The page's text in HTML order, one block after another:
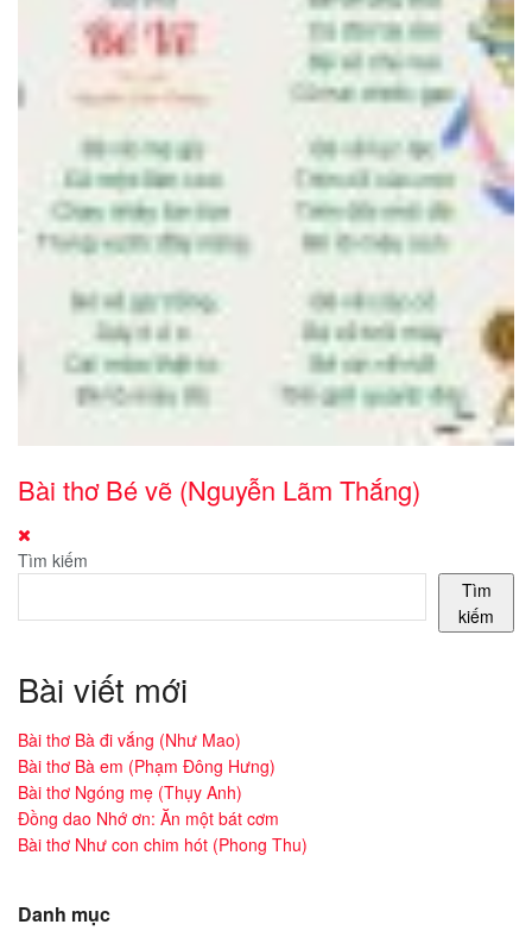
Bài thơ Bé vẽ (Nguyễn Lãm Thắng)
Tìm kiếm
Tìm
kiếm
Bài viết mới
Bài thơ Bà đi vắng (Như Mao)
Bài thơ Bà em (Phạm Đông Hưng)
Bài thơ Ngóng mẹ (Thụy Anh)
Đồng dao Nhớ ơn: Ăn một bát cơm
Bài thơ Như con chim hót (Phong Thu)
Danh mục